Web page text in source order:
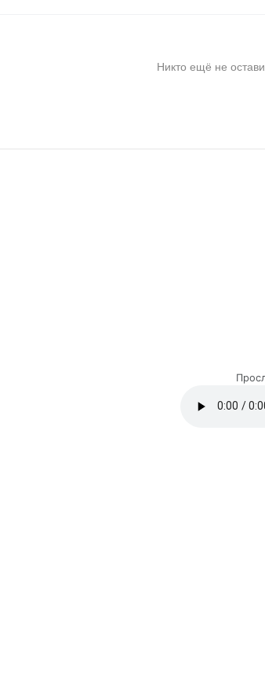
Никто ещё не